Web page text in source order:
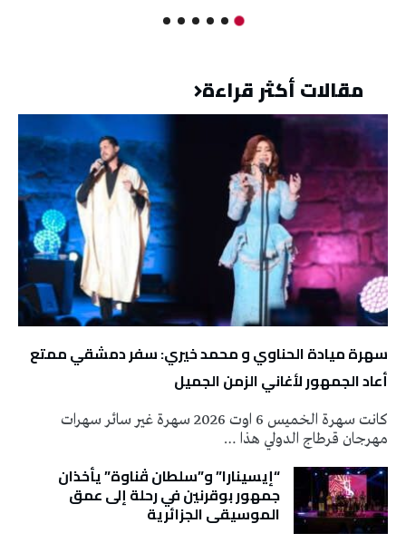
مقالات أكثر قراءة
سهرة ميادة الحناوي و محمد خيري: سفر دمشقي ممتع
أعاد الجمهور لأغاني الزمن الجميل
كانت سهرة الخميس 6 اوت 2026 سهرة غير سائر سهرات
مهرجان قرطاج الدولي هذا …
“إيسينارا” و”سلطان ڤناوة” يأخذان
جمهور بوقرنين في رحلة إلى عمق
الموسيقى الجزائرية